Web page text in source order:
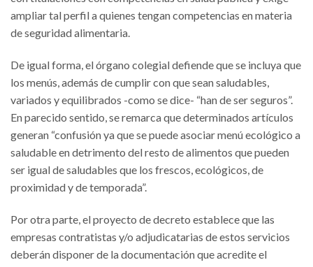
ampliar tal perfil a quienes tengan competencias en materia
de seguridad alimentaria.
De igual forma, el órgano colegial defiende que se incluya que
los menús, además de cumplir con que sean saludables,
variados y equilibrados -como se dice- “han de ser seguros”.
En parecido sentido, se remarca que determinados artículos
generan “confusión ya que se puede asociar menú ecológico a
saludable en detrimento del resto de alimentos que pueden
ser igual de saludables que los frescos, ecológicos, de
proximidad y de temporada”.
Por otra parte, el proyecto de decreto establece que las
empresas contratistas y/o adjudicatarias de estos servicios
deberán disponer de la documentación que acredite el